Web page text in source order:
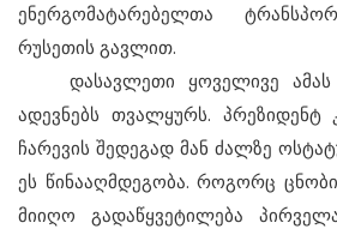
ენერგომატარებელთა
რუსეთის გავლით.
დასავლეთი ყოველივე ამას
ადევნებს თვალყურს.
ჩარევის შედეგად მან ძალზე
ეს წინააღმდეგობა. როგორც
მიიღო გადაწყვეტილება